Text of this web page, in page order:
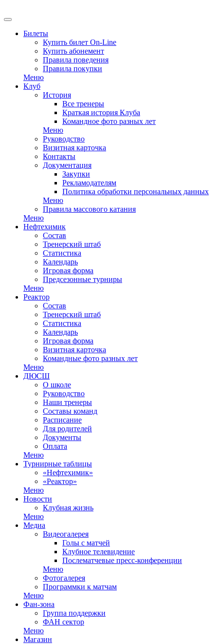
Билеты
Купить билет On-Line
Купить абонемент
Правила поведения
Правила покупки
Меню
Клуб
История
Все тренеры
Краткая история Клуба
Командное фото разных лет
Меню
Руководство
Визитная карточка
Контакты
Документация
Закупки
Рекламодателям
Политика обработки персональных данных
Меню
Правила массового катания
Меню
Нефтехимик
Состав
Тренерский штаб
Статистика
Календарь
Игровая форма
Предсезонные турниры
Меню
Реактор
Состав
Тренерский штаб
Статистика
Календарь
Игровая форма
Визитная карточка
Командные фото разных лет
Меню
ДЮСШ
О школе
Руководство
Наши тренеры
Составы команд
Расписание
Для родителей
Документы
Оплата
Меню
Турнирные таблицы
«Нефтехимик»
«Реактор»
Меню
Новости
Клубная жизнь
Меню
Медиа
Видеогалерея
Голы с матчей
Клубное телевидение
Послематчевые пресс-конференции
Меню
Фотогалерея
Программки к матчам
Меню
Фан-зона
Группа поддержки
ФАН сектор
Меню
Магазин